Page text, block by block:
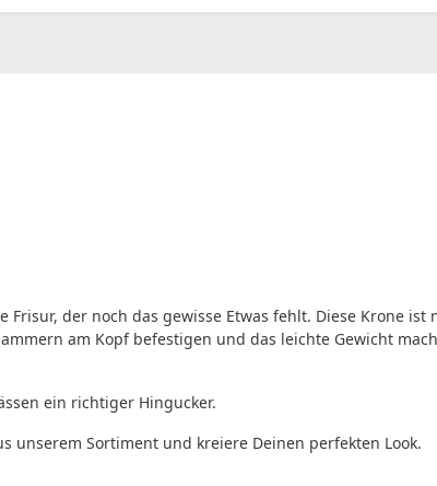
der noch das gewisse Etwas fehlt. Diese Krone
am Kopf befestigen und das leichte Gewicht
ein richtiger Hingucker.
unserem Sortiment und kreiere Deinen perfekten Look.